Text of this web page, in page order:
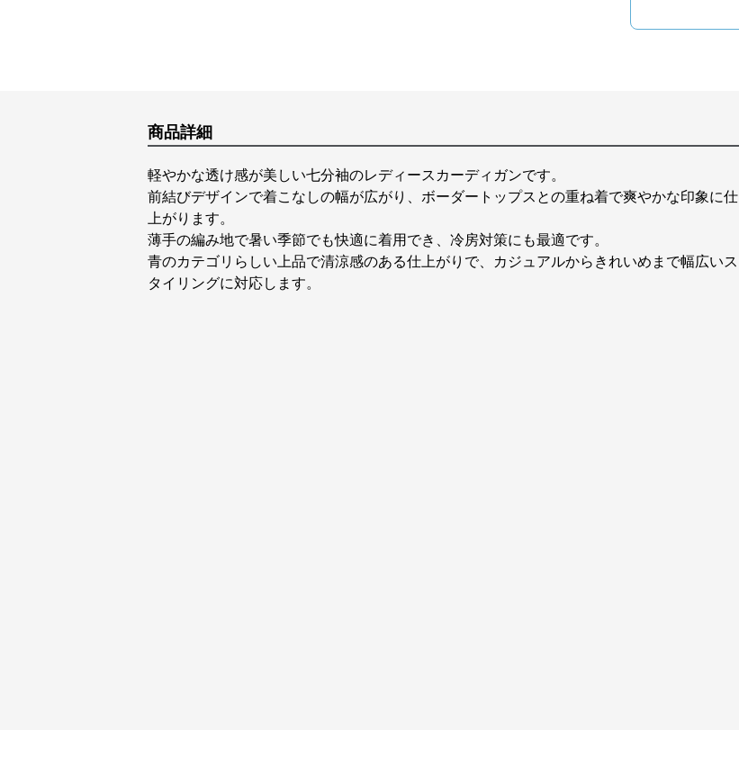
商品詳細
軽やかな透け感が美しい七分袖のレディースカーディガンです。
前結びデザインで着こなしの幅が広がり、ボーダートップスとの重ね着で爽やかな印象に仕
上がります。
薄手の編み地で暑い季節でも快適に着用でき、冷房対策にも最適です。
青のカテゴリらしい上品で清涼感のある仕上がりで、カジュアルからきれいめまで幅広いス
タイリングに対応します。